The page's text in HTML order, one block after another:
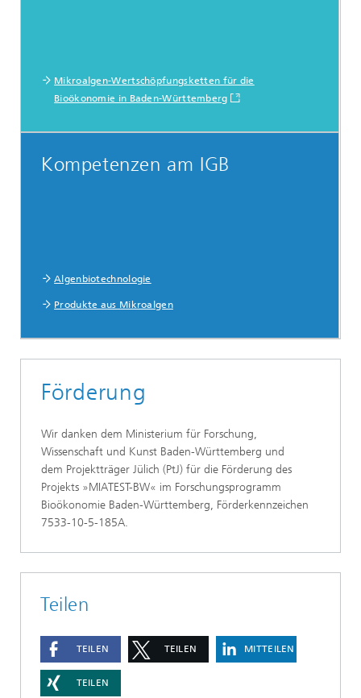
Mikroalgen-Wertschöpfungsketten für die
Bioökonomie in Baden-Württemberg
Kompetenzen am IGB
Algenbiotechnologie
Produkte aus Mikroalgen
Förderung
Wir danken dem Ministerium für Forschung,
Wissenschaft und Kunst Baden-Württemberg und
dem Projektträger Jülich (PtJ) für die Förderung des
Projekts »MIATEST-BW« im Forschungsprogramm
Bioökonomie Baden-Württemberg, Förderkennzeichen
7533-10-5-185A.
Teilen
TEILEN TEILEN MITTEILEN
TEILEN